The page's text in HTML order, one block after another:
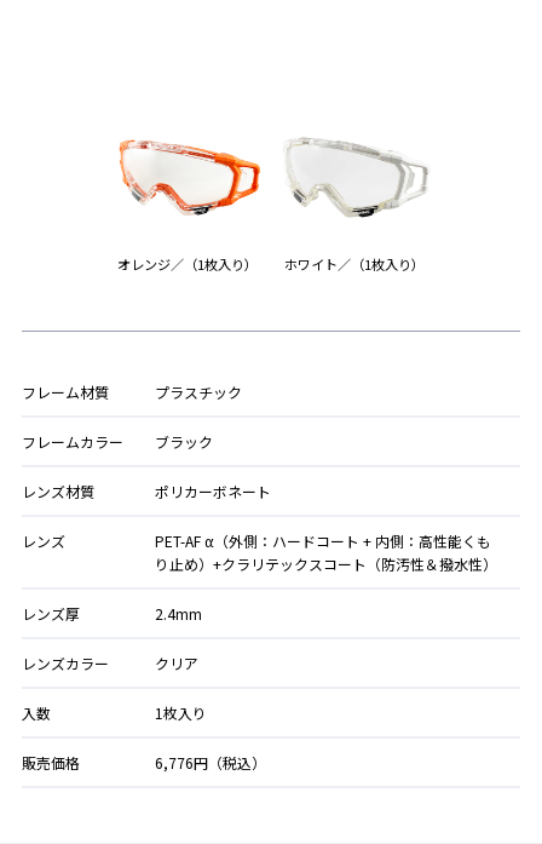
オレンジ／（1枚入り） ホワイト／（1枚入り）
フレーム材質 プラスチック
フレームカラー ブラック
レンズ材質 ポリカーボネート
レンズ
PET-AF α（外側：ハードコート + 内側：高性能くも
り止め）+クラリテックスコート（防汚性＆撥水性）
レンズ厚 2.4mm
レンズカラー クリア
入数 1枚入り
販売価格 6,776円（税込）